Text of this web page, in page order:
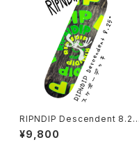
RIPNDIP Descendent 8.25"
スケボーデッキ
¥9,800